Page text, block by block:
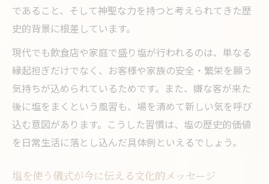
であること、そして神聖な力を持つと考えられてきた歴
史的背景に根差しています。
現代でも飲食店や家庭で盛り塩が行われるのは、単なる
縁起担ぎだけでなく、お客様や家族の安全・繁栄を願う
気持ちが込められているためです。また、嫌な客が来た
後に塩をまくという風習も、場を清めて新しい気を呼び
込む意図があります。こうした習慣は、塩の歴史的価値
を日常生活に落とし込んだ具体例といえるでしょう。
塩を使う儀式が今に伝える文化的メッセージ